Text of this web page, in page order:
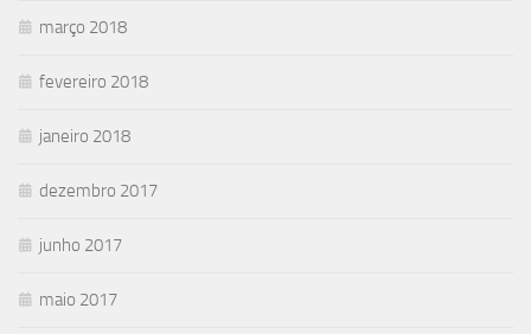
março 2018
fevereiro 2018
janeiro 2018
dezembro 2017
junho 2017
maio 2017